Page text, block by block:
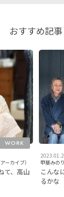
おすすめ記事
WORK
ーカイブ）
て、高山
甲斐みの
こんな
るかな